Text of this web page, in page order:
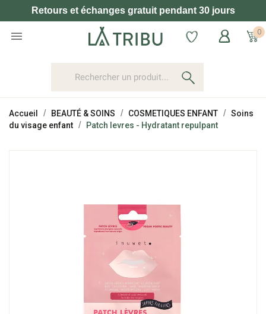
Retours et échanges gratuit pendant 30 jours
 0
Accueil BEAUTÉ & SOINS COSMETIQUES ENFANT
Soins
du visage enfant
Patch levres - Hydratant repulpant